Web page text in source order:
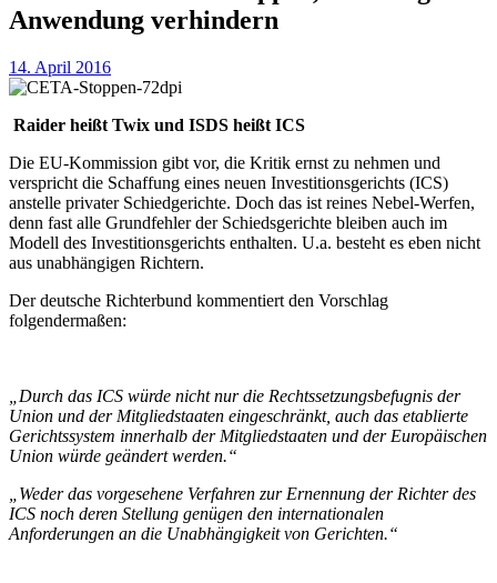
Anwendung verhindern
14. April 2016
Raider heißt Twix und ISDS heißt ICS
Die EU-Kommission gibt vor, die Kritik ernst zu nehmen und
verspricht die Schaffung eines neuen Investitionsgerichts (ICS)
anstelle privater Schiedgerichte. Doch das ist reines Nebel-Werfen,
denn fast alle Grundfehler der Schiedsgerichte bleiben auch im
Modell des Investitionsgerichts enthalten. U.a. besteht es eben nicht
aus unabhängigen Richtern.
Der deutsche Richterbund kommentiert den Vorschlag
folgendermaßen:
„Durch das ICS würde nicht nur die Rechtssetzungsbefugnis der
Union und der Mitgliedstaaten eingeschränkt, auch das etablierte
Gerichtssystem innerhalb der Mitgliedstaaten und der Europäischen
Union würde geändert werden.“
„Weder das vorgesehene Verfahren zur Ernennung der Richter des
ICS noch deren Stellung genügen den internationalen
Anforderungen an die Unabhängigkeit von Gerichten.“